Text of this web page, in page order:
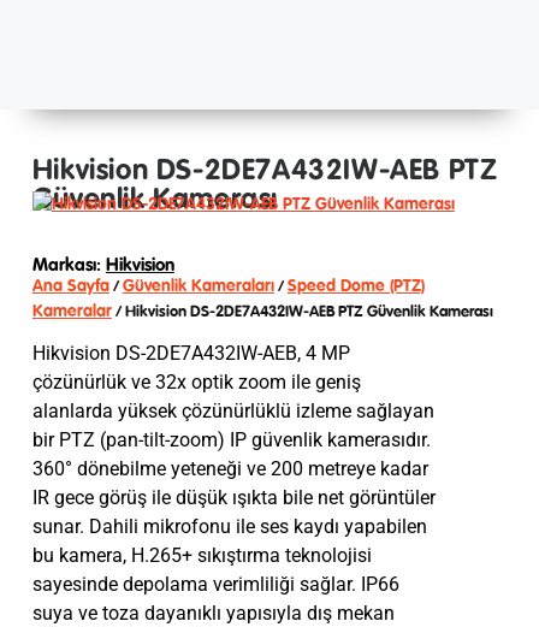
Hikvision DS-2DE7A432IW-AEB PTZ
Güvenlik Kamerası
Markası: Hikvision
Ana Sayfa/Güvenlik Kameraları/Speed Dome (PTZ)
Kameralar/ Hikvision DS-2DE7A432IW-AEB PTZ Güvenlik Kamerası
Hikvision DS-2DE7A432IW-AEB, 4 MP
çözünürlük ve 32x optik zoom ile geniş
alanlarda yüksek çözünürlüklü izleme sağlayan
bir PTZ (pan-tilt-zoom) IP güvenlik kamerasıdır.
360° dönebilme yeteneği ve 200 metreye kadar
IR gece görüş ile düşük ışıkta bile net görüntüler
sunar. Dahili mikrofonu ile ses kaydı yapabilen
bu kamera, H.265+ sıkıştırma teknolojisi
sayesinde depolama verimliliği sağlar. IP66
suya ve toza dayanıklı yapısıyla dış mekan